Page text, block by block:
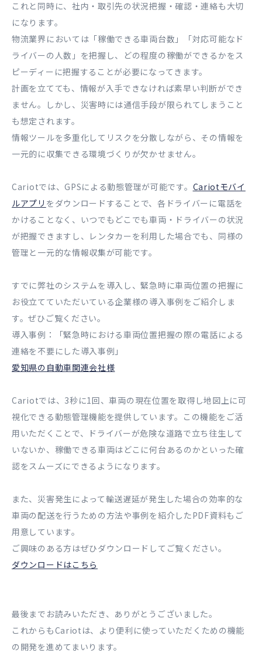
これと同時に、社内・取引先の状況把握・確認・連絡も大切
になります。
物流業界においては「稼働できる車両台数」「対応可能なド
ライバーの人数」を把握し、どの程度の稼働ができるかをス
ピーディーに把握することが必要になってきます。
計画を立てても、情報が入手できなければ素早い判断ができ
ません。しかし、災害時には通信手段が限られてしまうこと
も想定されます。
情報ツールを多重化してリスクを分散しながら、その情報を
一元的に収集できる環境づくりが欠かせません。
Cariotでは、GPSによる動態管理が可能です。 Cariotモバイ
ルアプリ をダウンロードすることで、各ドライバーに電話を
かけることなく、いつでもどこでも車両・ドライバーの状況
が把握できますし、レンタカーを利用した場合でも、同様の
管理と一元的な情報収集が可能です。
すでに弊社のシステムを導入し、緊急時に車両位置の把握に
お役立てていただいている企業様の導入事例をご紹介しま
す。ぜひご覧ください。
導入事例：「緊急時における車両位置把握の際の電話による
連絡を不要にした導入事例」
愛知県の自動車関連会社様
Cariotでは、3秒に1回、車両の現在位置を取得し地図上に可
視化できる動態管理機能を提供しています。この機能をご活
用いただくことで、ドライバーが危険な道路で立ち往生して
いないか、稼働できる車両はどこに何台あるのかといった確
認をスムーズにできるようになります。
また、災害発生によって輸送遅延が発生した場合の効率的な
車両の配送を行うための方法や事例を紹介したPDF資料もご
用意しています。
ご興味のある方はぜひダウンロードしてご覧ください。
ダウンロードはこちら
最後までお読みいただき、ありがとうございました。
これからもCariotは、より便利に使っていただくための機能
の開発を進めてまいります。